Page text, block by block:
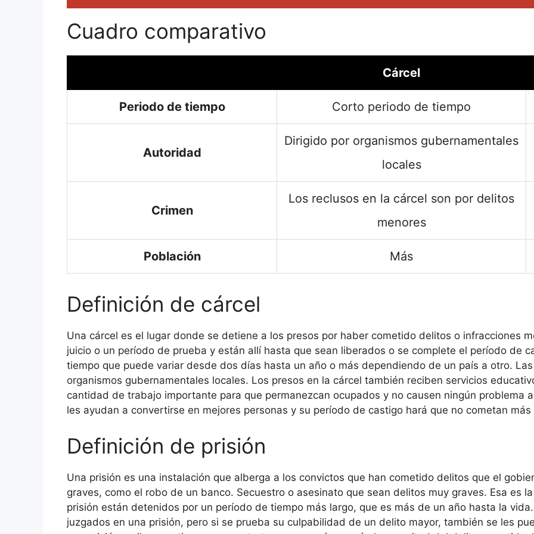
Cuadro comparativo
Cárcel
Periodo de tiempo Corto periodo de tiempo
Autoridad
Dirigido por organismos gubernamentales
locales
Crimen
Los reclusos en la cárcel son por delitos
menores
Población Más
Definición de cárcel
Una cárcel es el lugar donde se detiene a los presos por haber cometido delitos o infracciones
juicio o un período de prueba y están allí hasta que sean liberados o se complete el período de
tiempo que puede variar desde dos días hasta un año o más dependiendo de un país a otro.
organismos gubernamentales locales. Los presos en la cárcel también reciben servicios
cantidad de trabajo importante para que permanezcan ocupados y no causen ningún problema
les ayudan a convertirse en mejores personas y su período de castigo hará que no cometan
Definición de prisión
Una prisión es una instalación que alberga a los convictos que han cometido delitos que el
graves, como el robo de un banco. Secuestro o asesinato que sean delitos muy graves. Esa es
prisión están detenidos por un período de tiempo más largo, que es más de un año hasta la
juzgados en una prisión, pero si se prueba su culpabilidad de un delito mayor, también se les